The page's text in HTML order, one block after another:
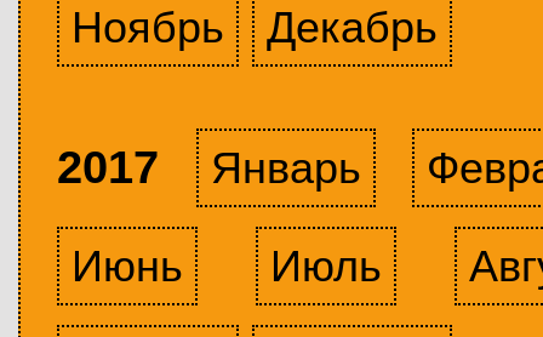
Ноябрь
Декабрь
2017 Январь
Июнь
Июль